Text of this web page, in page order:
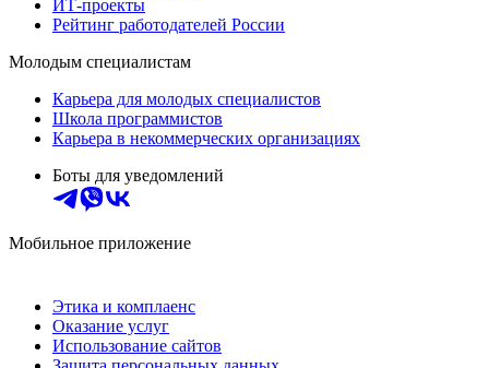
ИТ-проекты
Рейтинг работодателей России
Молодым специалистам
Карьера для молодых специалистов
Школа программистов
Карьера в некоммерческих организациях
Боты для уведомлений
Мобильное приложение
Этика и комплаенс
Оказание услуг
Использование сайтов